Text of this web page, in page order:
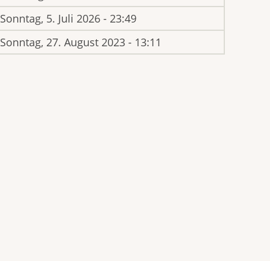
Sonntag, 5. Juli 2026 - 23:49
Sonntag, 27. August 2023 - 13:11